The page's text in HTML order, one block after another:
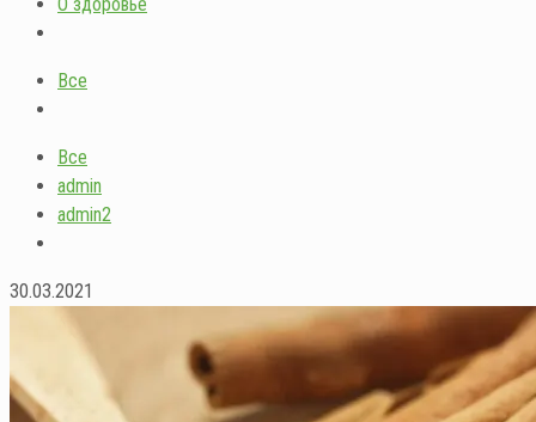
Все
Все
admin
admin2
30.03.2021